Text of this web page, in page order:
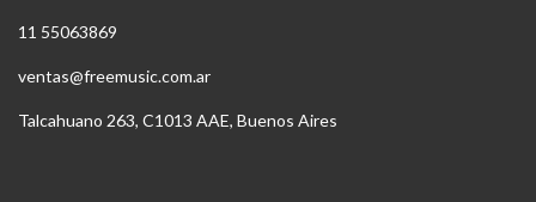
11 55063869
ventas@freemusic.com.ar
Talcahuano 263, C1013 AAE, Buenos Aires